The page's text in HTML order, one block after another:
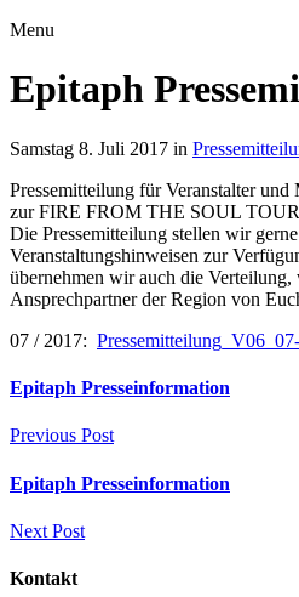
Menu
Epitaph
Samstag 8. Juli 2017 in
Pressemitteilung für Veranstalter
zur FIRE FROM THE SOUL
Die Pressemitteilung stellen wir
Veranstaltungshinweisen zur
übernehmen wir auch die
Ansprechpartner der Region von
07 / 2017:
Epitaph Presseinformation
Previous Post
Epitaph Presseinformation
Next Post
Kontakt